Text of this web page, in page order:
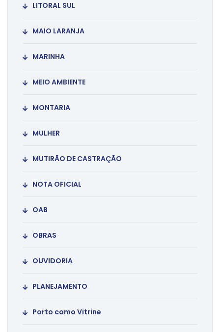
LITORAL SUL
MAIO LARANJA
MARINHA
MEIO AMBIENTE
MONTARIA
MULHER
MUTIRÃO DE CASTRAÇÃO
NOTA OFICIAL
OAB
OBRAS
OUVIDORIA
PLANEJAMENTO
Porto como Vitrine